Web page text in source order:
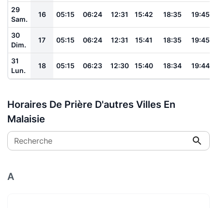
29
Sam.
16 05:15 06:24 12:31 15:42 18:35 19:45
30
Dim.
17 05:15 06:24 12:31 15:41 18:35 19:45
31
Lun.
18 05:15 06:23 12:30 15:40 18:34 19:44
Horaires De Prière D'autres Villes En
Malaisie
Recherche
A